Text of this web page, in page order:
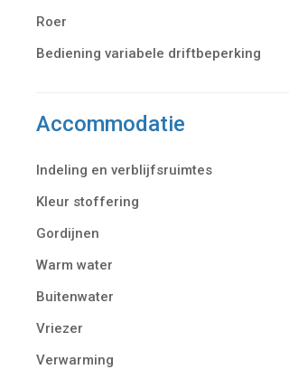
Roer
Bediening variabele driftbeperking
Accommodatie
Indeling en verblijfsruimtes
Kleur stoffering
Gordijnen
Warm water
Buitenwater
Vriezer
Verwarming